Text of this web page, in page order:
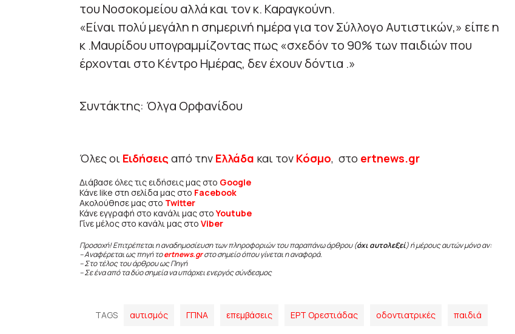
του Νοσοκομείου αλλά και τον κ. Καραγκούνη.
«Είναι πολύ μεγάλη η σημερινή ημέρα για τον Σύλλογο Αυτιστικών,» είπε η
κ .Μαυρίδου υπογραμμίζοντας πως «σχεδόν το 90% των παιδιών που
έρχονται στο Κέντρο Ημέρας, δεν έχουν δόντια .»
Συντάκτης: Όλγα Ορφανίδου
Όλες οι Ειδήσεις από την Ελλάδα και τον Κόσμο, στο ertnews.gr
Διάβασε όλες τις ειδήσεις μας στο Google
Κάνε like στη σελίδα μας στο Facebook
Ακολούθησε μας στο Twitter
Κάνε εγγραφή στο κανάλι μας στοYoutube
Γίνε μέλος στο κανάλι μας στο Viber
Προσοχή! Επιτρέπεται η αναδημοσίευση των πληροφοριών του παραπάνω άρθρου (όχι αυτολεξεί) ή μέρους αυτών μόνο αν:
– Αναφέρεται ως πηγή τοertnews.gr στο σημείο όπου γίνεται η αναφορά.
– Στο τέλος του άρθρου ως Πηγή
– Σε ένα από τα δύο σημεία να υπάρχει ενεργός σύνδεσμος
TAGS αυτισμός ΓΠΝΑ επεμβάσεις ΕΡΤ Ορεστιάδας οδοντιατρικές παιδιά